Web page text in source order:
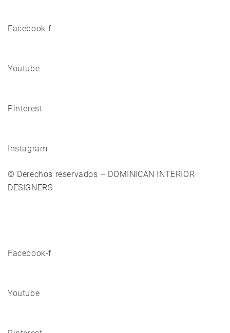
Facebook-f
Youtube
Pinterest
Instagram
© Derechos reservados – DOMINICAN INTERIOR
DESIGNERS
Facebook-f
Youtube